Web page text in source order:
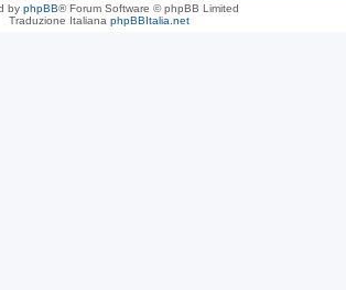
by phpBB® Forum Software © phpBB Limited
Traduzione Italiana phpBBItalia.net